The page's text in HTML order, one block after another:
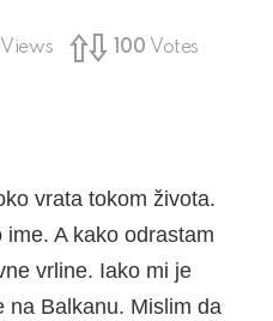
Views 100 Votes
vrata tokom života.
A kako odrastam
vrline. Iako mi je
na Balkanu. Mislim da